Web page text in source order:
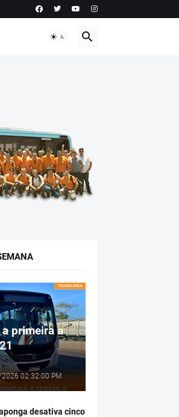
primeira a
02:32:00 PM
desativa cinco